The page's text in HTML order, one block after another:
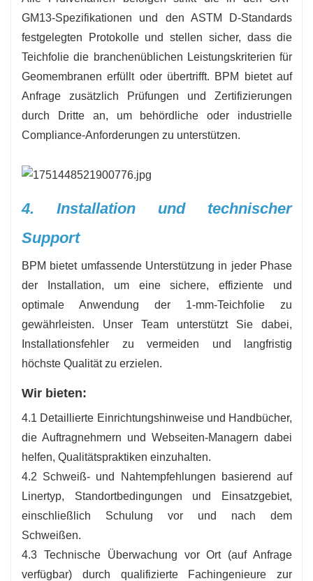
GM13-Spezifikationen und den ASTM D-Standards
festgelegten Protokolle und stellen sicher, dass die
Teichfolie die branchenüblichen Leistungskriterien für
Geomembranen erfüllt oder übertrifft. BPM bietet auf
Anfrage zusätzlich Prüfungen und Zertifizierungen
durch Dritte an, um behördliche oder industrielle
Compliance-Anforderungen zu unterstützen.
4. Installation und technischer
Support
BPM bietet umfassende Unterstützung in jeder Phase
der Installation, um eine sichere, effiziente und
optimale Anwendung der 1-mm-Teichfolie zu
gewährleisten. Unser Team unterstützt Sie dabei,
Installationsfehler zu vermeiden und langfristig
höchste Qualität zu erzielen.
Wir bieten:
4.1 Detaillierte Einrichtungshinweise und Handbücher,
die Auftragnehmern und Webseiten-Managern dabei
helfen, Qualitätspraktiken einzuhalten.
4.2 Schweiß- und Nahtempfehlungen basierend auf
Linertyp, Standortbedingungen und Einsatzgebiet,
einschließlich Schulung vor und nach dem
Schweißen.
4.3 Technische Überwachung vor Ort (auf Anfrage
verfügbar) durch qualifizierte Fachingenieure zur